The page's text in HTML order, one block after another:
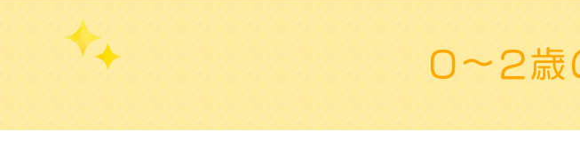
0～2歳